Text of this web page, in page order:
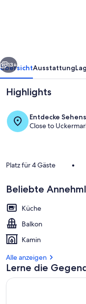
Terrasse
und
Garten
Ahrensdorf
Weiter
13+
ÜbersichtAusstattung
Highlights
Entdecke
Close to
Platz für 4 Gäste •
Beliebte
Küche
Balkon
Kamin
Alle anzeigen
Lerne die